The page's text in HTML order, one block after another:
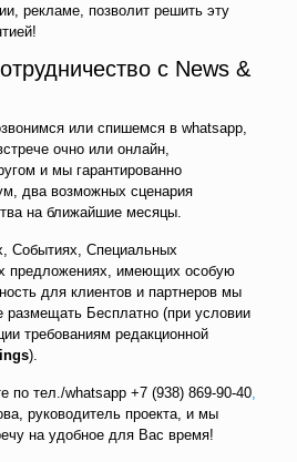
рекламе, позволит решить эту
с News &
или спишемся в whatsapp,
очно или онлайн,
и мы гарантированно
два возможных сценария
на ближайшие месяцы.
Событиях, Специальных
предложениях, имеющих особую
для клиентов и партнеров мы
размещать Бесплатно (при условии
требованиям редакционной
).
по тел./whatsapp +7 (938) 869-90-40,
руководитель проекта, и мы
на удобное для Вас время!